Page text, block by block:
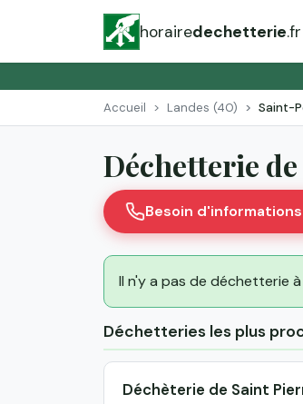
horairedechetterie.fr
Accueil Landes (40) Saint-
Déchetterie
Besoin
Il n'y a pas de déchetterie
Déchetteries les plus
Déchèterie de Saint